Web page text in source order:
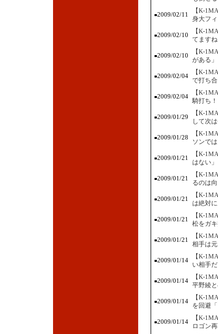
■2009/02/11
【K-
身大フ
■2009/02/10
【K-
てます
■2009/02/10
【K-
がある」
■2009/02/04
【K-
で打ち
■2009/02/04
【K-
騎打ち！
■2009/01/29
【K-
して次
■2009/01/28
【K-
ソンで
■2009/01/21
【K-
はない」
■2009/01/21
【K-
るのは
■2009/01/21
【K-
は絶対
■2009/01/21
【K-
松をガ
■2009/01/21
【K-
相手は
■2009/01/14
【K-
い相手
■2009/01/14
【K-
平野綾
■2009/01/14
【K-
を回避
■2009/01/14
【K-
ロゴン